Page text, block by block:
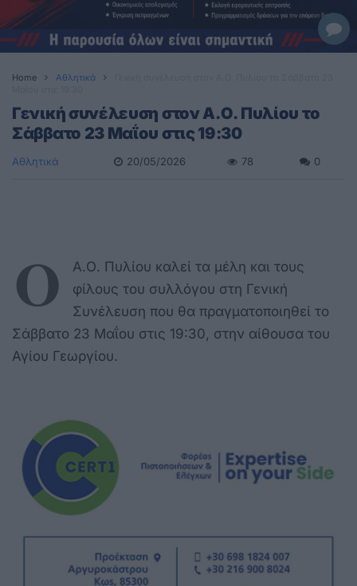
Home Αθλητικά
Γενική συνέλευση στον Α.Ο. Πυλίου το
Σάββατο 23 Μαΐου στις 19:30
Αθλητικά 20/05/2026 78 0
Ο
Α.Ο. Πυλίου καλεί τα μέλη και τους
φίλους του συλλόγου στη Γενική
Συνέλευση που θα πραγματοποιηθεί το
Σάββατο 23 Μαΐου στις 19:30, στην αίθουσα του
Αγίου Γεωργίου.